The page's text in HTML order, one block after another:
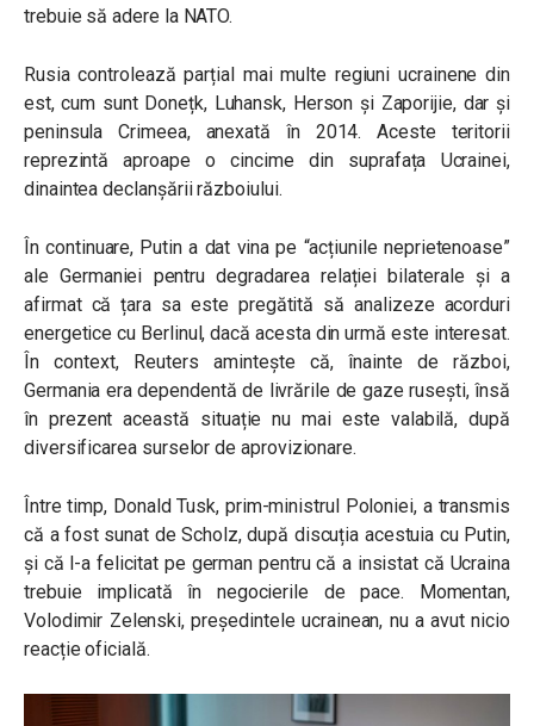
trebuie să adere la NATO.
Rusia controlează parțial mai multe regiuni ucrainene din
est, cum sunt Donețk, Luhansk, Herson și Zaporijie, dar și
peninsula Crimeea, anexată în 2014. Aceste teritorii
reprezintă aproape o cincime din suprafața Ucrainei,
dinaintea declanșării războiului.
În continuare, Putin a dat vina pe “acțiunile neprietenoase”
ale Germaniei pentru degradarea relației bilaterale și a
afirmat că țara sa este pregătită să analizeze acorduri
energetice cu Berlinul, dacă acesta din urmă este interesat.
În context, Reuters amintește că, înainte de război,
Germania era dependentă de livrările de gaze rusești, însă
în prezent această situație nu mai este valabilă, după
diversificarea surselor de aprovizionare.
Între timp, Donald Tusk, prim-ministrul Poloniei, a transmis
că a fost sunat de Scholz, după discuția acestuia cu Putin,
și că l-a felicitat pe german pentru că a insistat că Ucraina
trebuie implicată în negocierile de pace. Momentan,
Volodimir Zelenski, președintele ucrainean, nu a avut nicio
reacție oficială.